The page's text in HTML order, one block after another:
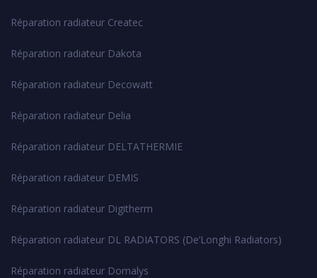
Réparation radiateur Createc
Réparation radiateur Dakota
Réparation radiateur Decowatt
Réparation radiateur Delia
Réparation radiateur DELTATHERMIE
Réparation radiateur DEMIS
Réparation radiateur Digitherm
Réparation radiateur DL RADIATORS (De’Longhi Radiators)
Réparation radiateur Domalys